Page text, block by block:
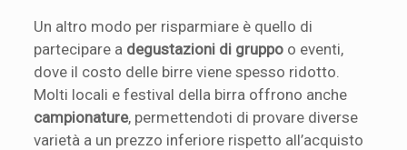
Un altro modo per risparmiare è quello di
partecipare a degustazioni di gruppo o eventi,
dove il costo delle birre viene spesso ridotto.
Molti locali e festival della birra offrono anche
campionature, permettendoti di provare diverse
varietà a un prezzo inferiore rispetto all’acquisto